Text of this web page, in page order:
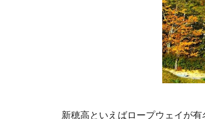
新穂高といえばロープウェイが